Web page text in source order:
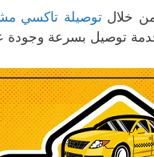
خلال توصيلة تاكسي
توصيل بسرعة وجودة